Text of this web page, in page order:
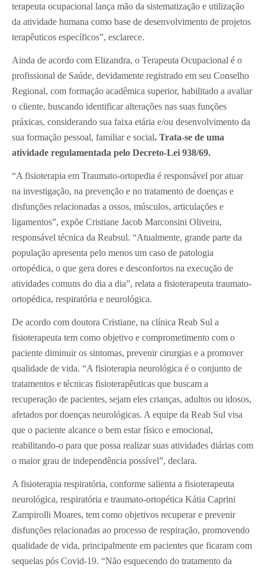
terapeuta ocupacional lança mão da sistematização e utilização
da atividade humana como base de desenvolvimento de projetos
terapêuticos específicos”, esclarece.
Ainda de acordo com Elizandra, o Terapeuta Ocupacional é o
profissional de Saúde, devidamente registrado em seu Conselho
Regional, com formação acadêmica superior, habilitado a avaliar
o cliente, buscando identificar alterações nas suas funções
práxicas, considerando sua faixa etária e/ou desenvolvimento da
sua formação pessoal, familiar e social. Trata-se de uma
atividade regulamentada pelo Decreto-Lei 938/69.
“A fisioterapia em Traumato-ortopedia é responsável por atuar
na investigação, na prevenção e no tratamento de doenças e
disfunções relacionadas a ossos, músculos, articulações e
ligamentos”, expõe Cristiane Jacob Marconsini Oliveira,
responsável técnica da Reabsul. “Atualmente, grande parte da
população apresenta pelo menos um caso de patologia
ortopédica, o que gera dores e desconfortos na execução de
atividades comuns do dia a dia”, relata a fisioterapeuta traumato-
ortopédica, respiratória e neurológica.
De acordo com doutora Cristiane, na clínica Reab Sul a
fisioterapeuta tem como objetivo e comprometimento com o
paciente diminuir os sintomas, prevenir cirurgias e a promover
qualidade de vida. “A fisioterapia neurológica é o conjunto de
tratamentos e técnicas fisioterapêuticas que buscam a
recuperação de pacientes, sejam eles crianças, adultos ou idosos,
afetados por doenças neurológicas. A equipe da Reab Sul visa
que o paciente alcance o bem estar físico e emocional,
reabilitando-o para que possa realizar suas atividades diárias com
o maior grau de independência possível”, declara.
A fisioterapia respiratória, conforme salienta a fisioterapeuta
neurológica, respiratória e traumato-ortopética Kátia Caprini
Zampirolli Moares, tem como objetivos recuperar e prevenir
disfunções relacionadas ao processo de respiração, promovendo
qualidade de vida, principalmente em pacientes que ficaram com
sequelas pós Covid-19. “Não esquecendo do tratamento da